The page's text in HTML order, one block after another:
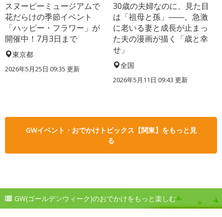
スヌーピーミュージアムで
花だらけの季節イベント
「ハッピー・フラワー」が
開催中！7月3日まで
東京都
2026年5月25日 09:35 更新
30歳の夫婦なのに、見た目
は「祖母と孫」――。急激
に老いる妻と成長が止まっ
た夫の漫画が描く「歳と幸
せ」
全国
2026年5月11日 09:43 更新
GWイベント・おでかけトピックス【関東】をもっと見
る
GW(ゴールデンウィーク)のおでかけをもっと楽しむ